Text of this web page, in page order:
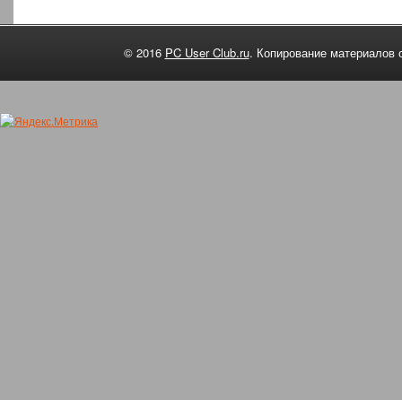
© 2016 PC User Club.ru. Копирование материалов